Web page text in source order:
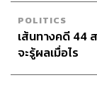
POLITICS
เส้นทางคดี 44
จะรู้ผลเมื่อไร